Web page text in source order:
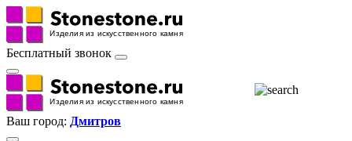
Бесплатный звонок
Ваш город: Дмитров